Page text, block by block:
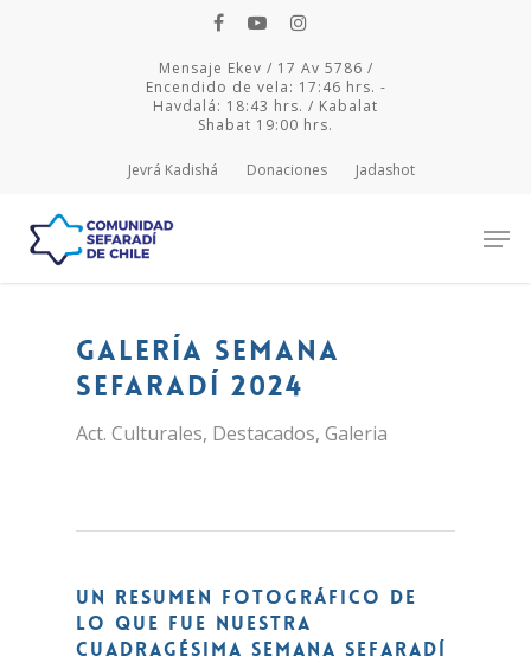
Mensaje Ekev / 17 Av 5786 /
Encendido de vela: 17:46 hrs. -
Havdalá: 18:43 hrs. / Kabalat
Shabat 19:00 hrs.
Jevrá Kadishá Donaciones Jadashot
Hit enter to search or ESC to close
Galería Semana
Sefaradí 2024
Act. Culturales, Destacados, Galeria
Un resumen fotográfico de
lo que fue nuestra
cuadragésima Semana Sefaradí